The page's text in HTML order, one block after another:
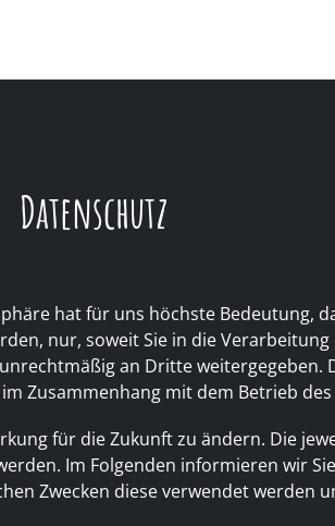
Datenschutz
hat für uns höchste Bedeutung,
nur, soweit Sie in die
an Dritte weitergegeben.
Zusammenhang mit dem Betrieb
für die Zukunft zu ändern. Die
Im Folgenden informieren wir
Zwecken diese verwendet werden